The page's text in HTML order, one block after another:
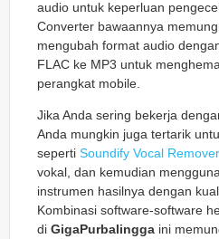
audio untuk keperluan
Converter bawaannya
mengubah format audio
FLAC ke MP3 untuk
perangkat mobile.
Jika Anda sering bekerja
Anda mungkin juga tertarik
seperti Soundify Vocal Remover
vokal, dan kemudian
instrumen hasilnya dengan
Kombinasi software-software
di GigaPurbalingga ini